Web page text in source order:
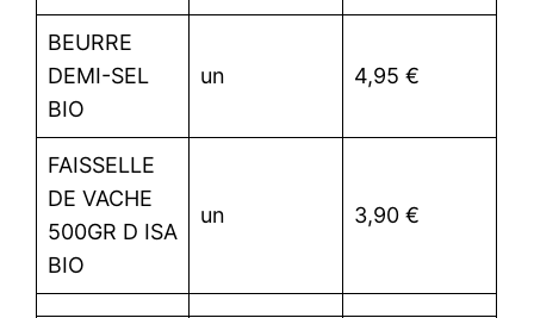
BEURRE
DEMI-SEL
BIO
un 4,95 €
FAISSELLE
DE VACHE
500GR D ISA
BIO
un 3,90 €